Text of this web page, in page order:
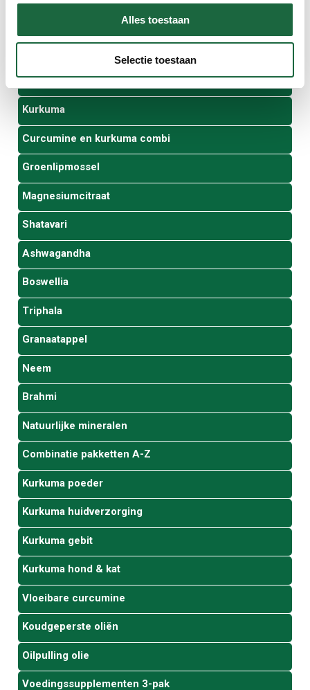
Alles toestaan
Selectie toestaan
Curcumine
Kurkuma
Curcumine en kurkuma combi
Groenlipmossel
Magnesiumcitraat
Shatavari
Ashwagandha
Boswellia
Triphala
Granaatappel
Neem
Brahmi
Natuurlijke mineralen
Combinatie pakketten A-Z
Kurkuma poeder
Kurkuma huidverzorging
Kurkuma gebit
Kurkuma hond & kat
Vloeibare curcumine
Koudgeperste oliën
Oilpulling olie
Voedingssupplementen 3-pak